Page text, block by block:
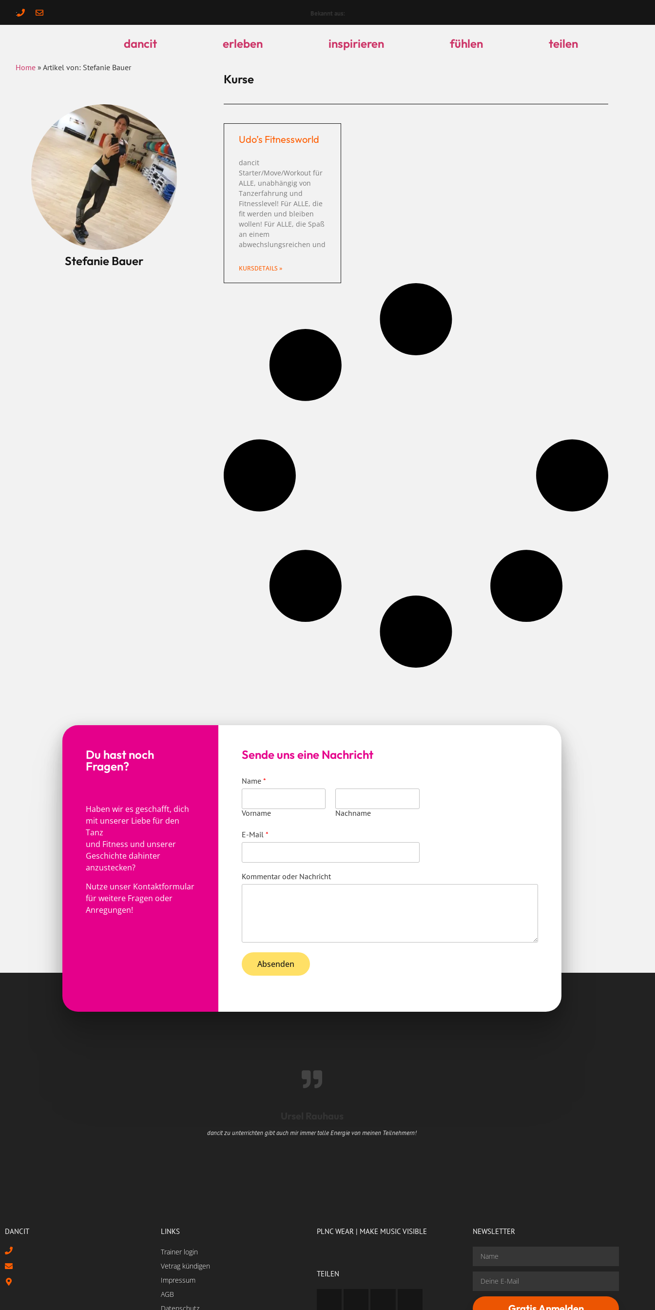
: Bekannt aus:
dancit erleben inspirieren fühlen teilen
Home » Artikel von: Stefanie Bauer
Stefanie Bauer
Kurse
Udo’s Fitnessworld
dancit
Starter/Move/Workout für
ALLE, unabhängig von
Tanzerfahrung und
Fitnesslevel! Für ALLE, die
fit werden und bleiben
wollen! Für ALLE, die Spaß
an einem
abwechslungsreichen und
KURSDETAILS »
Du hast noch
Fragen?
Haben wir es geschafft, dich
mit unserer Liebe für den
Tanz
und Fitness und unserer
Geschichte dahinter
anzustecken?
Nutze unser Kontaktformular
für weitere Fragen oder
Anregungen!
Sende uns eine Nachricht
Name *
Vorname Nachname
E-Mail *
Kommentar oder Nachricht
Absenden
dancit zu unterrichten gibt auch mir immer tolle Energie von meinen Teilnehmern!
DANCIT LINKS
Trainer login
Vetrag kündigen
Impressum
AGB
PLNC WEAR | MAKE MUSIC VISIBLE
TEILEN
NEWSLETTER